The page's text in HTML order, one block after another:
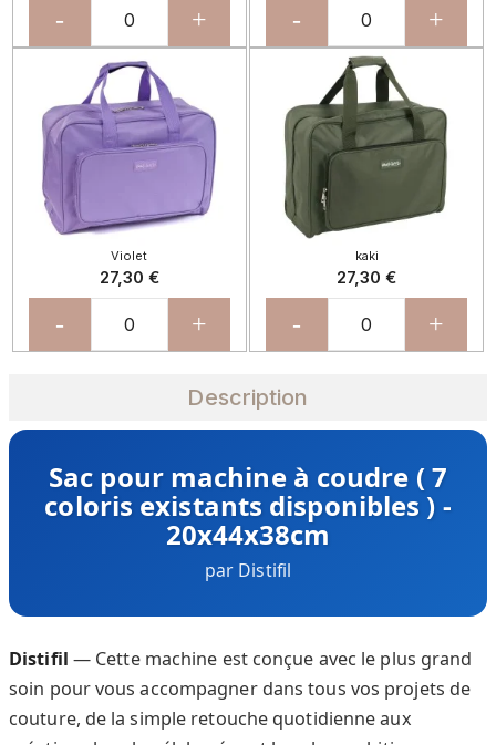
- + - +
Violet
27,30 €
- +
kaki
27,30 €
- +
Description
Sac pour machine à coudre ( 7
coloris existants disponibles ) -
20x44x38cm
par Distifil
Distifil — Cette machine est conçue avec le plus grand
soin pour vous accompagner dans tous vos projets de
couture, de la simple retouche quotidienne aux